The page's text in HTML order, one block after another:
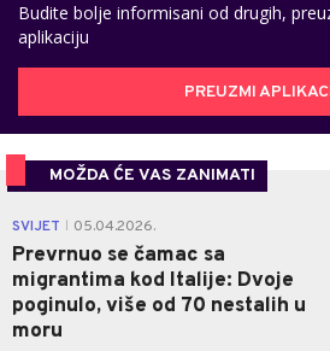
Budite bolje informisani od drugih,
aplikaciju
PREUZMI
MOŽDA ĆE VAS ZANIMATI
SVIJET 05.04.2026.
Prevrnuo se čamac sa
migrantima kod Italije: Dvoje
poginulo, više od 70 nestalih u
moru